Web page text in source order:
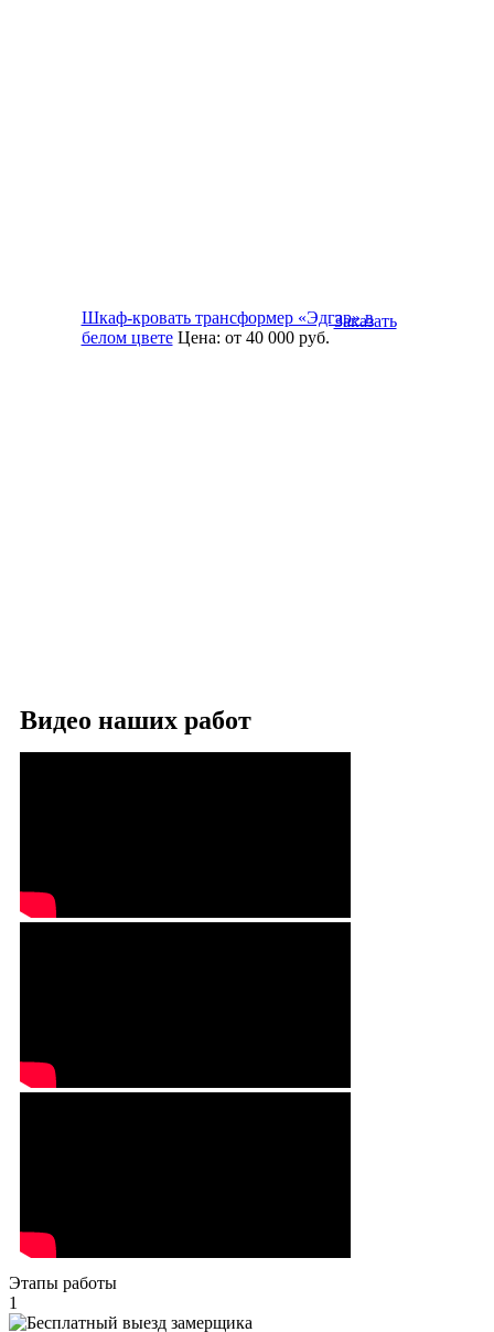
Шкаф-кровать трансформер «Эдгар» в
белом цвете Цена: от 40 000руб.
Заказать
Видео наших работ
Этапы работы
1